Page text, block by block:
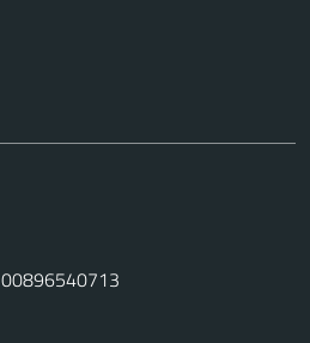
00896540713